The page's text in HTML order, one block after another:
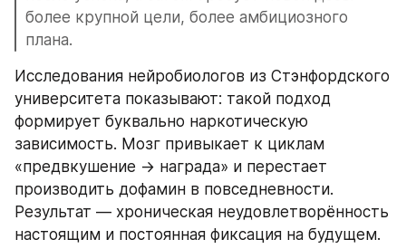
более крупной цели, более амбициозного
плана.
Исследования нейробиологов из Стэнфордского
университета показывают: такой подход
формирует буквально наркотическую
зависимость. Мозг привыкает к циклам
«предвкушение → награда» и перестает
производить дофамин в повседневности.
Результат — хроническая неудовлетворённость
настоящим и постоянная фиксация на будущем.